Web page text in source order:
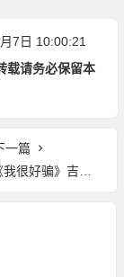
7日 10:00:21
载请务必保留本
一篇
吉他谱C调吉他弹唱谱